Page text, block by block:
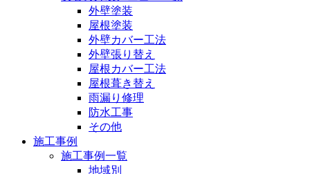
外壁塗装
屋根塗装
外壁カバー工法
外壁張り替え
屋根カバー工法
屋根葺き替え
雨漏り修理
防水工事
その他
施工事例
施工事例一覧
地域別